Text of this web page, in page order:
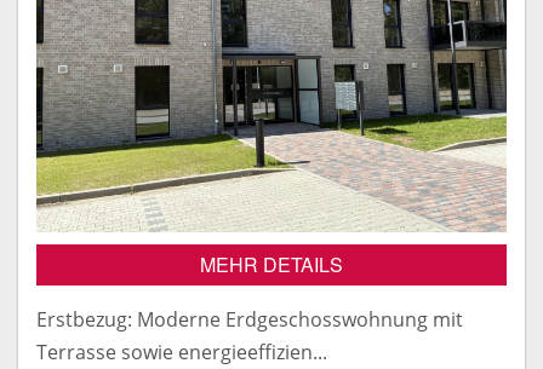
MEHR DETAILS
Erstbezug: Moderne Erdgeschosswohnung mit
Terrasse sowie energieeffizien...